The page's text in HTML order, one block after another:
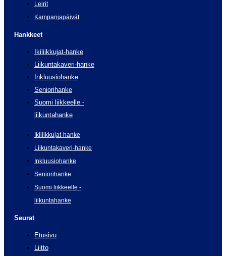
Leirit
Kampanjapäivät
Hankkeet
Ikiliikkujat-hanke
Liikuntakaveri-hanke
Inkluusiohanke
Seniorihanke
Suomi liikkeelle -
liikuntahanke
Ikiliikkujat-hanke
Liikuntakaveri-hanke
Inkluusiohanke
Seniorihanke
Suomi liikkeelle -
liikuntahanke
Seurat
Etusivu
Liitto